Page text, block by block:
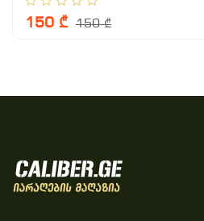
150 ₾ 150 ₾